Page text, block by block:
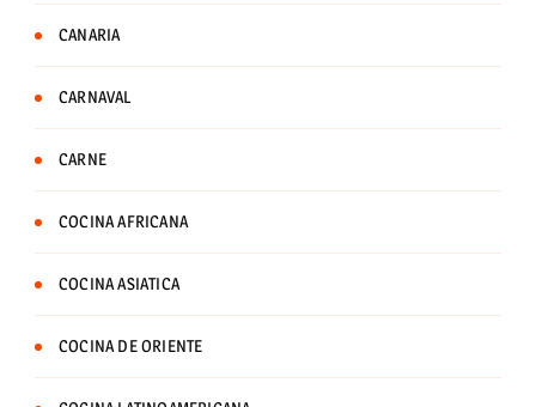
CANARIA
CARNAVAL
CARNE
COCINA AFRICANA
COCINA ASIATICA
COCINA DE ORIENTE